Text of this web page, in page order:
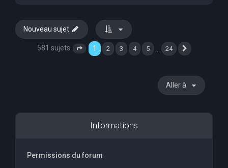
Nouveau sujet
581 sujets Page 1 sur24
1 2 3 4 5 24
Aller à
Informations
Permissions du forum